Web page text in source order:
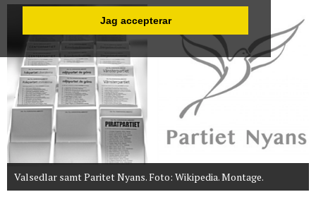
Jag accepterar
Valsedlar samt Paritet Nyans. Foto: Wikipedia. Montage.